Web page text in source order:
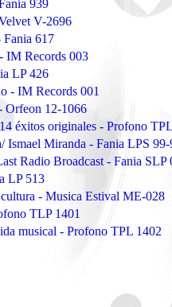
939
V-2696
Fania 617
IM Records 003
LP 426
- IM Records 001
Orfeon 12-1066
éxitos originales - Profono
Ismael Miranda - Fania LPS
Radio Broadcast - Fania SLP
LP 513
cultura - Musica Estival ME-028
TLP 1401
musical - Profono TPL 1402